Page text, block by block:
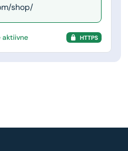
shop/
aktiivne HTTPS